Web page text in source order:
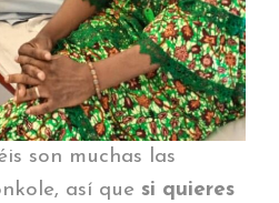
son muchas las
así que si quieres